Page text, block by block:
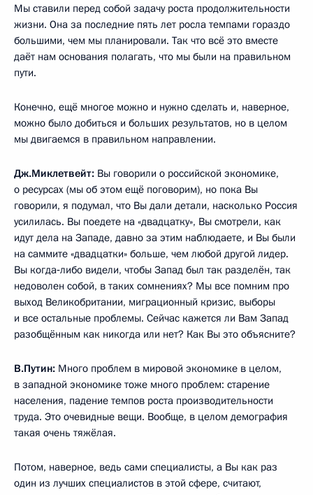
Мы ставили перед собой задачу роста продолжительности
жизни. Она за последние пять лет росла темпами гораздо
большими, чем мы планировали. Так что всё это вместе
даёт нам основания полагать, что мы были на правильном
пути.
Конечно, ещё многое можно и нужно сделать и, наверное,
можно было добиться и больших результатов, но в целом
мы двигаемся в правильном направлении.
Дж.Миклетвейт: Вы говорили о российской экономике,
о ресурсах (мы об этом ещё поговорим), но пока Вы
говорили, я подумал, что Вы дали детали, насколько Россия
усилилась. Вы поедете на «двадцатку», Вы смотрели, как
идут дела на Западе, давно за этим наблюдаете, и Вы были
на саммите «двадцатки» больше, чем любой другой лидер.
Вы когда‑либо видели, чтобы Запад был так разделён, так
недоволен собой, в таких сомнениях? Мы все помним про
выход Великобритании, миграционный кризис, выборы
и все остальные проблемы. Сейчас кажется ли Вам Запад
разобщённым как никогда или нет? Как Вы это объясните?
В.Путин: Много проблем в мировой экономике в целом,
в западной экономике тоже много проблем: старение
населения, падение темпов роста производительности
труда. Это очевидные вещи. Вообще, в целом демография
такая очень тяжёлая.
Потом, наверное, ведь сами специалисты, а Вы как раз
один из лучших специалистов в этой сфере, считают,